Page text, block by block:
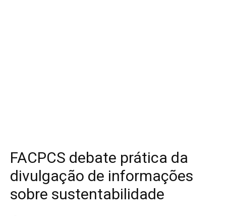
FACPCS debate prática da
divulgação de informações
sobre sustentabilidade